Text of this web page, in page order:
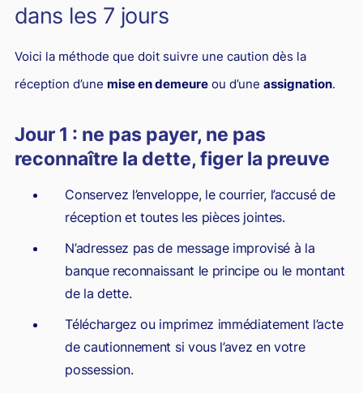
dans les 7 jours
Voici la méthode que doit suivre une caution dès la
réception d’une mise en demeureou d’une assignation.
Jour 1 : ne pas payer, ne pas
reconnaître la dette, figer la preuve
Conservez l’enveloppe, le courrier, l’accusé de
réception et toutes les pièces jointes.
N’adressez pas de message improvisé à la
banque reconnaissant le principe ou le montant
de la dette.
Téléchargez ou imprimez immédiatement l’acte
de cautionnement si vous l’avez en votre
possession.